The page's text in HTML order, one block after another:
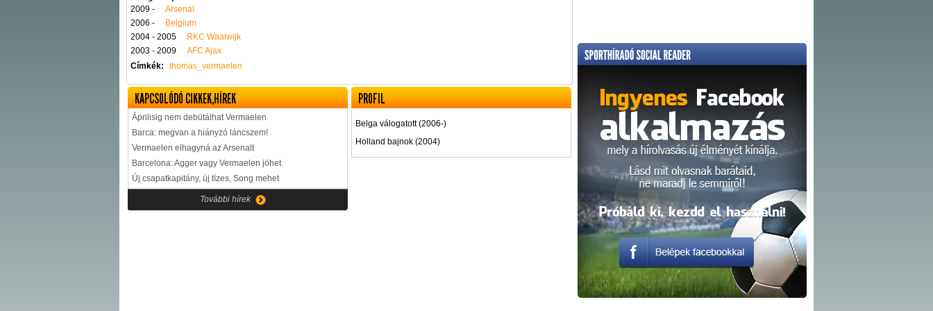
2009 -
Arsenal
2006 -
Belgium
2004 - 2005
RKC Waalwijk
2003 - 2009
AFC Ajax
Címkék:
thomas_vermaelen
KAPCSOLÓDÓ CIKKEK,HÍREK
Áprilisig nem debütálhat Vermaelen
Barca: megvan a hiányzó láncszem!
Vermaelen elhagyná az Arsenalt
Barcelona: Agger vagy Vermaelen jöhet
Új csapatkapitány, új tízes, Song mehet
További hírek
PROFIL
Belga válogatott (2006-)
Holland bajnok (2004)